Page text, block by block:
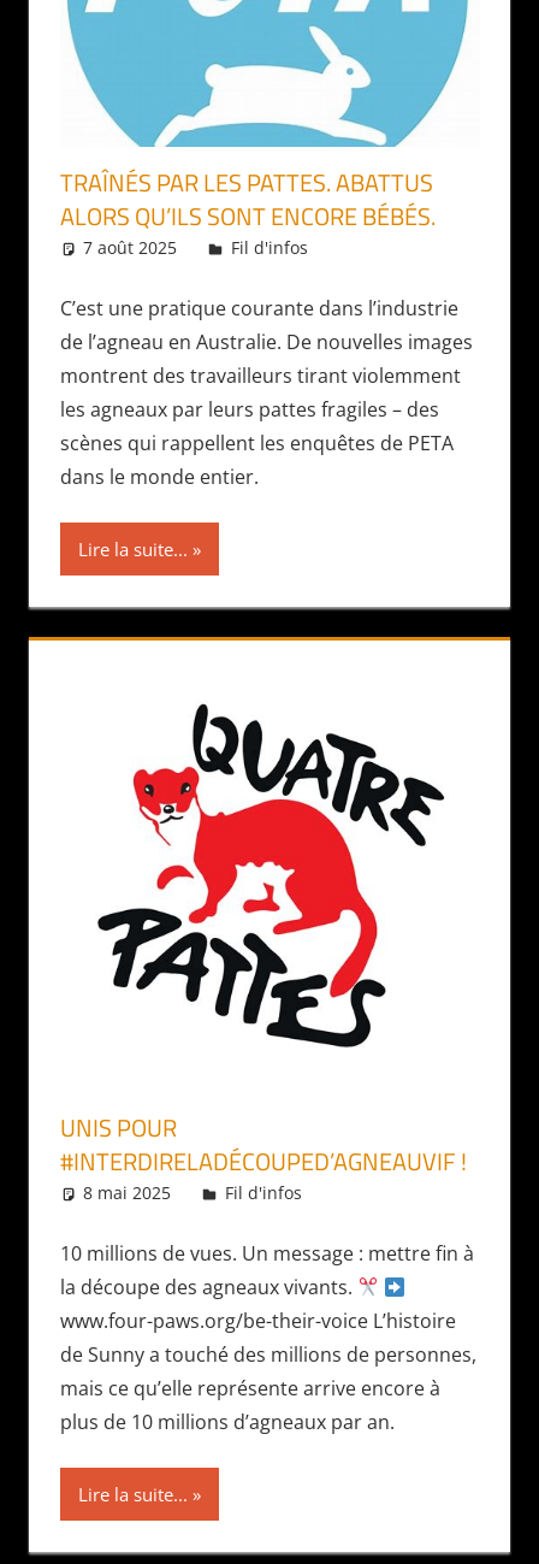
TRAÎNÉS PAR LES PATTES. ABATTUS
ALORS QU’ILS SONT ENCORE BÉBÉS.
7 août 2025 Daniel
Fil d'infos
C’est une pratique courante dans l’industrie
de l’agneau en Australie. De nouvelles images
montrent des travailleurs tirant violemment
les agneaux par leurs pattes fragiles – des
scènes qui rappellent les enquêtes de PETA
dans le monde entier.
Lire la suite...
UNIS POUR
#INTERDIRELADÉCOUPED’AGNEAUVIF !
8 mai 2025 Daniel
Fil d'infos
10 millions de vues. Un message : mettre fin à
la découpe des agneaux vivants.
www.four-paws.org/be-their-voice L’histoire
de Sunny a touché des millions de personnes,
mais ce qu’elle représente arrive encore à
plus de 10 millions d’agneaux par an.
Lire la suite...